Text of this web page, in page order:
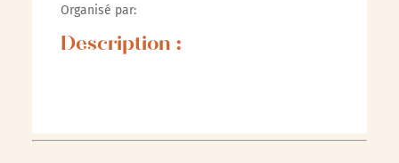
Organisé par:
Description :